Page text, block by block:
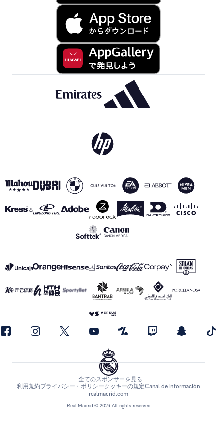
Real Madrid © 2026 All rights reserved
全てのスポンサーを見る
利用規約プライバシー・ポリシークッキーの規定Canal de información
realmadrid.com